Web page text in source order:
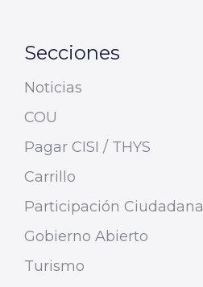
Secciones
Noticias
COU
Pagar CISI / THYS
Carrillo
Participación Ciudadana
Gobierno Abierto
Turismo